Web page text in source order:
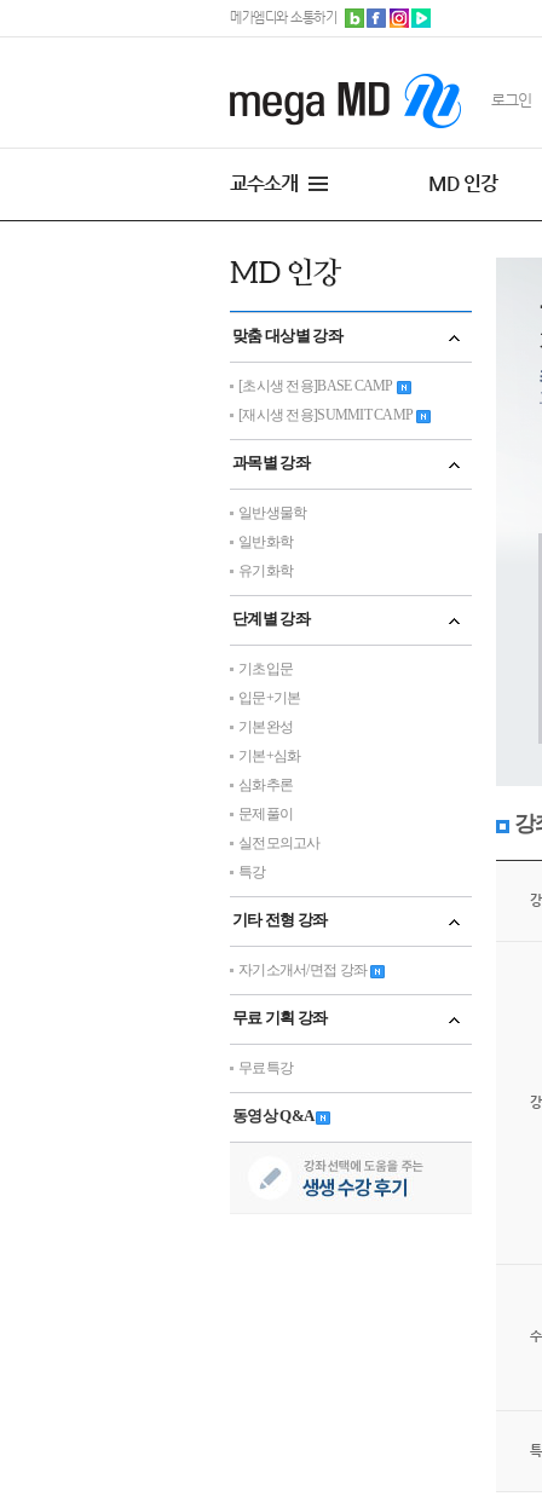
메가엠디와 소통하기
로그인
교수소개 MD 인강
맞춤 대상별 강좌
[초시생 전용]BASE CAMP
[재시생 전용]SUMMIT CAMP
과목별 강좌
일반생물학
일반화학
유기화학
단계별 강좌
기초입문
입문+기본
기본완성
기본+심화
심화추론
문제풀이
실전모의고사
특강
기타 전형 강좌
자기소개서/면접 강좌
무료 기획 강좌
무료특강
동영상 Q&A
강